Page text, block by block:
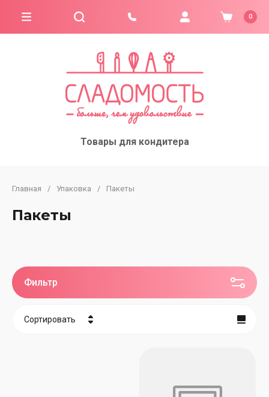
Товары для кондитера
0
Главная / Упаковка / Пакеты
Пакеты
Фильтр
Сортировать